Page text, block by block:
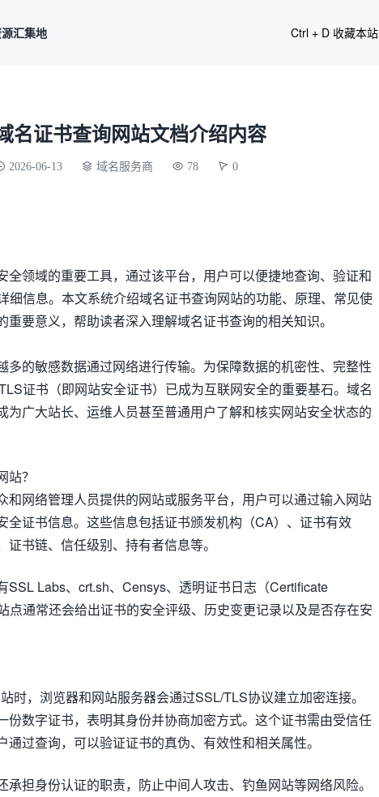
汇集地 Ctrl + D 收藏本站
名证书查询网站文档介绍内容
2026-06-13 域名服务商 78 0
全领域的重要工具，通过该平台，用户可以便捷地查询、验证和
细信息。本文系统介绍域名证书查询网站的功能、原理、常见使
重要意义，帮助读者深入理解域名证书查询的相关知识。
多的敏感数据通过网络进行传输。为保障数据的机密性、完整性
证书（即网站安全证书）已成为互联网安全的重要基石。域名
为广大站长、运维人员甚至普通用户了解和核实网站安全状态的
？
和网络管理人员提供的网站或服务平台，用户可以通过输入网站
全证书信息。这些信息包括证书颁发机构（CA）、证书有效
书链、信任级别、持有者信息等。
SSL Labs、crt.sh、Censys、透明证书日志（Certificate
点通常还会给出证书的安全评级、历史变更记录以及是否存在安
时，浏览器和网站服务器会通过SSL/TLS协议建立加密连接。
份数字证书，表明其身份并协商加密方式。这个证书需由受信任
通过查询，可以验证证书的真伪、有效性和相关属性。
担身份认证的职责，防止中间人攻击、钓鱼网站等网络风险。